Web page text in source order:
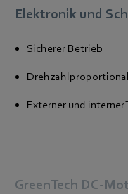
Elektronik und
Sicherer Betrieb
Externer und interner
GreenTech DC-